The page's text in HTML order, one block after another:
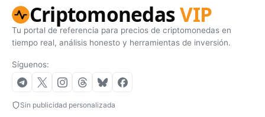
CriptomonedasVIP
Tu portal de referencia para precios de criptomonedas en
tiempo real, análisis honesto y herramientas de inversión.
Síguenos:
Sin publicidad personalizada